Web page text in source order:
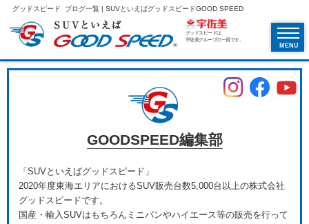
グッドスピード ブログ一覧 | SUVといえばグッドスピードGOOD SPEED
グッドスピードは
宇佐美グループの一員です。
MENU
GOODSPEED編集部
「SUVといえばグッドスピード」
2020年度東海エリアにおけるSUV販売台数5,000台以上の株式会社
グッドスピードです。
国産・輸入SUVはもちろんミニバンやハイエース等の販売を行って